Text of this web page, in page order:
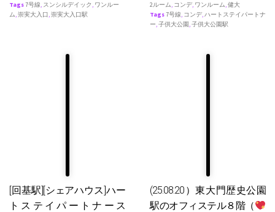
Tags7号線, スンシルデイック , ワンルー
ム,崇実大入口,崇実大入口駅
2ルーム, コンデ, ワンルーム,健大
Tags7号線, コンデ,ハートステイパートナ
ー,子供大公園 ,子供大公園駅
[回基駅][シェアハウス]ハー
トステイパートナース
(25.08.20）東大門歴史公園
駅のオフィステル８階（